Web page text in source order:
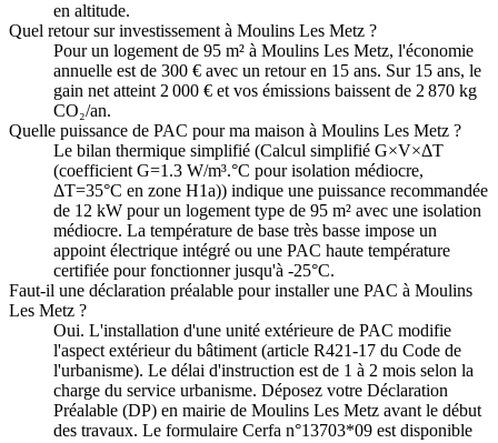
en altitude.
Quel retour sur investissement à Moulins Les Metz ?
Pour un logement de 95 m² à Moulins Les Metz, l'économie
annuelle est de 300 € avec un retour en 15 ans. Sur 15 ans, le
gain net atteint 2 000 € et vos émissions baissent de 2 870 kg
CO₂/an.
Quelle puissance de PAC pour ma maison à Moulins Les Metz ?
Le bilan thermique simplifié (Calcul simplifié G×V×ΔT
(coefficient G=1.3 W/m³.°C pour isolation médiocre,
ΔT=35°C en zone H1a)) indique une puissance recommandée
de 12 kW pour un logement type de 95 m² avec une isolation
médiocre. La température de base très basse impose un
appoint électrique intégré ou une PAC haute température
certifiée pour fonctionner jusqu'à -25°C.
Faut-il une déclaration préalable pour installer une PAC à Moulins
Les Metz ?
Oui. L'installation d'une unité extérieure de PAC modifie
l'aspect extérieur du bâtiment (article R421-17 du Code de
l'urbanisme). Le délai d'instruction est de 1 à 2 mois selon la
charge du service urbanisme. Déposez votre Déclaration
Préalable (DP) en mairie de Moulins Les Metz avant le début
des travaux. Le formulaire Cerfa n°13703*09 est disponible